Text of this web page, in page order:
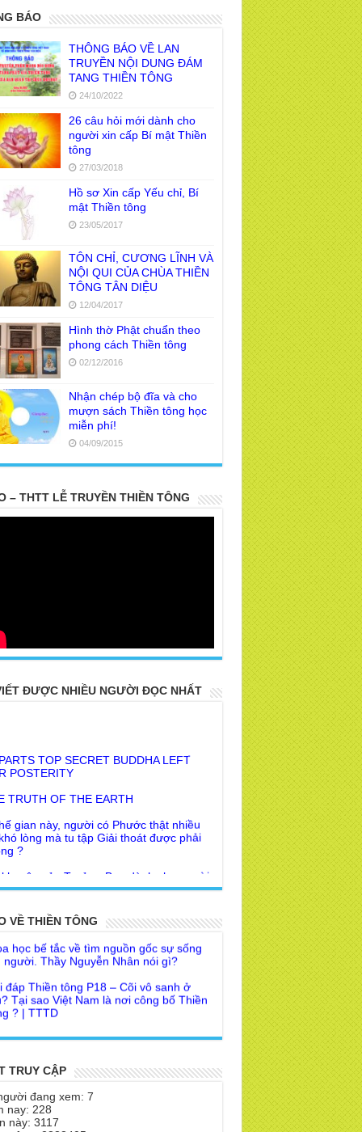
BÁO
THÔNG BÁO VỀ LAN
TRUYỀN NỘI DUNG ĐÁM
TANG THIỀN TÔNG
24/10/2022
26 câu hỏi mới dành cho
người xin cấp Bí mật Thiền
tông
27/03/2018
Hồ sơ Xin cấp Yếu chỉ, Bí
mật Thiền tông
23/05/2017
TÔN CHỈ, CƯƠNG LĨNH VÀ
NỘI QUI CỦA CHÙA THIỀN
TÔNG TÂN DIỆU
12/04/2017
Hình thờ Phật chuẩn theo
phong cách Thiền tông
02/12/2016
Nhận chép bộ đĩa và cho
mượn sách Thiền tông học
miễn phí!
04/09/2015
– THTT LỄ TRUYỀN THIỀN TÔNG
ĐƯỢC NHIỀU NGƯỜI ĐỌC NHẤT
TRUTH OF THE EARTH
gian này, người có Phước thật nhiều
?
của Trưởng Ban dành cho người
Ngộ & Giải thoát
nhận ra Phật Tánh được diễn tả trạng
Phật dạy về cách tạo Công Đức và
Lai dạy về Lời kỉnh nguyện trước khi ăn
lập văn tự, Giáo ngoại biệt truyền
thiền là sao?
Diệu Pháp Môn
Thiền tông phải bỏ hết sao?
chỉ Thiền tông, Bí mật Thiền tông là
VỀ THIỀN TÔNG
để đức cho con?
học bế tắc về tìm nguồn gốc sự sống
đáp Thiền tông P18 – Cõi vô sanh ở
Tại sao Việt Nam là nơi công bố Thiền
? | TTTD
Thiền Tông Tân Diệu góp phần giúp
Nhân dân Cuba | TTTD
Việt Nam VTV9 phỏng vấn trực tiếp
duyên giữa mùa lũ" | TTTD
Thiền Tông Tân Diệu được Báo Đài
TRUY CẬP
đang xem: 7
nay: 228
này: 3117